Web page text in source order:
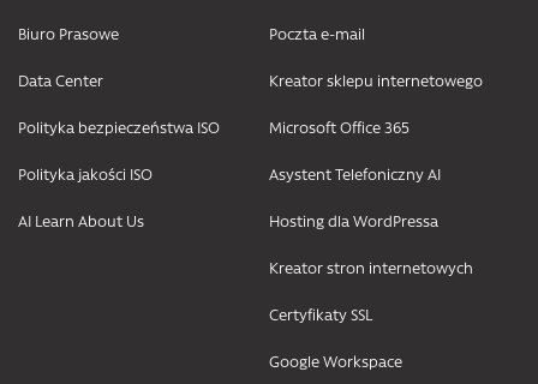
Biuro Prasowe
Data Center
Polityka bezpieczeństwa ISO
Polityka jakości ISO
AI Learn About Us
Poczta e-mail
Kreator sklepu internetowego
Microsoft Office 365
Asystent Telefoniczny AI
Hosting dla WordPressa
Kreator stron internetowych
Certyfikaty SSL
Google Workspace